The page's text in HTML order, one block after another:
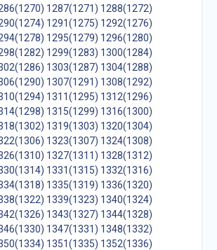
1287(1271) 1288(1272)
1291(1275) 1292(1276)
1295(1279) 1296(1280)
1299(1283) 1300(1284)
1303(1287) 1304(1288)
1307(1291) 1308(1292)
1311(1295) 1312(1296)
1315(1299) 1316(1300)
1319(1303) 1320(1304)
1323(1307) 1324(1308)
1327(1311) 1328(1312)
1331(1315) 1332(1316)
1335(1319) 1336(1320)
1339(1323) 1340(1324)
1343(1327) 1344(1328)
1347(1331) 1348(1332)
1351(1335) 1352(1336)